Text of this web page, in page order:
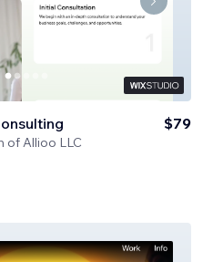
of Allioo LLC
$79